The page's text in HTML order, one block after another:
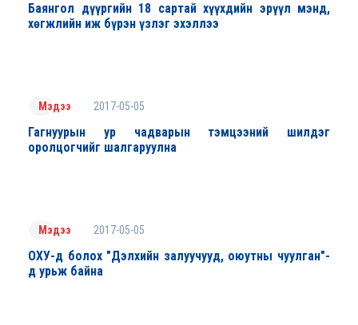
Баянгол дүүргийн 18 сартай хүүхдийн эрүүл мэнд,
хөгжлийн иж бүрэн үзлэг эхэллээ
Мэдээ 2017-05-05
Гагнуурын ур чадварын тэмцээний шилдэг
оролцогчийг шалгаруулна
Мэдээ 2017-05-05
ОХУ-д болох "Дэлхийн залуучууд, оюутны чуулган"-
д урьж байна